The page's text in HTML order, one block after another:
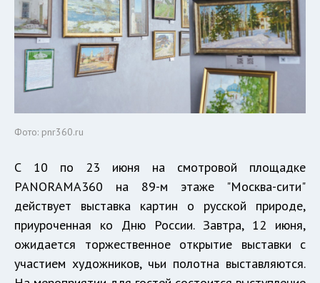
Фото: pnr360.ru
С 10 по 23 июня на смотровой площадке
PANORAMA360 на 89-м этаже "Москва-сити"
действует выставка картин о русской природе,
приуроченная ко Дню России. Завтра, 12 июня,
ожидается торжественное открытие выставки с
участием художников, чьи полотна выставляются.